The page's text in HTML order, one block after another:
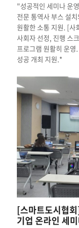
"성공적인 세미나 운
전문 통역사 부스 설
원활한 소통 지원. [사
사회자 선정, 진행 스
프로그램 원활히 운
성공 개최 지원.*
[스마트도시협
기업 온라인 세